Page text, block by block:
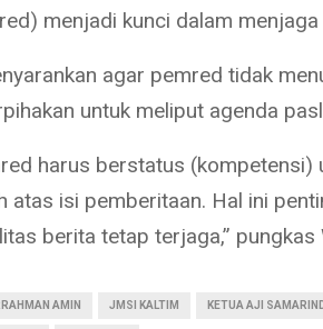
menjadi kunci dalam
agar pemred tidak
untuk meliput agenda
harus berstatus
atas isi pemberitaan. Hal ini
berita tetap terjaga,” pungkas
AMIN JMSI KALTIM KETUA AJI